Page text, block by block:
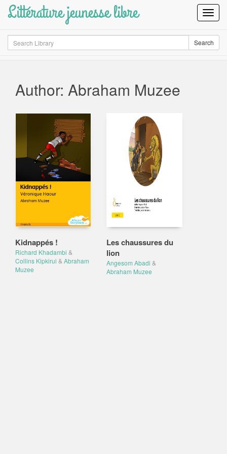
Littérature jeunesse libre
Search Search
Author: Abraham Muzee
Kidnappés !
Richard Khadambi &
Collins Kipkirui & Abraham
Muzee
Les chaussures du
lion
Angesom Abadi &
Abraham Muzee